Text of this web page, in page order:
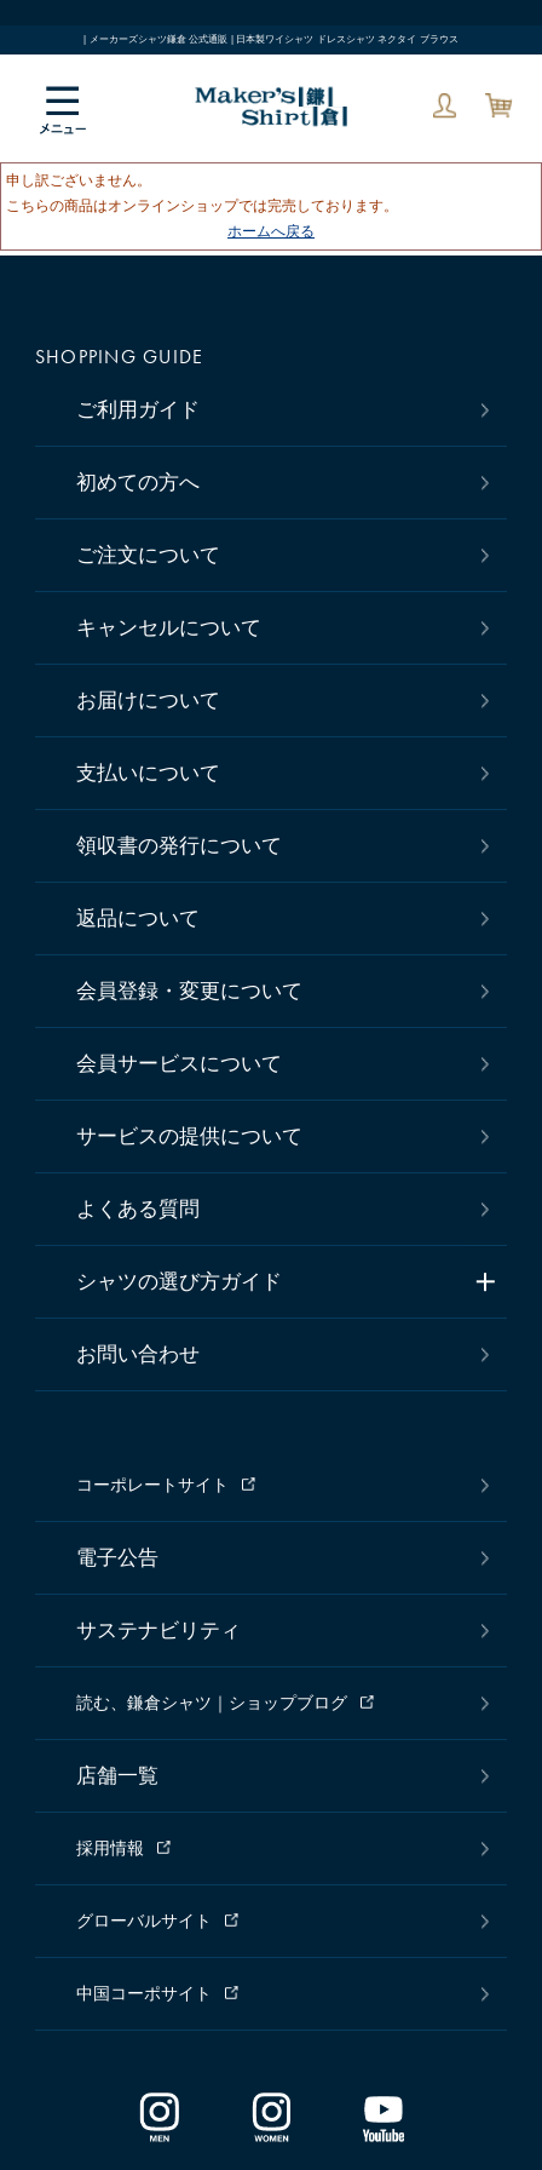
| メーカーズシャツ鎌倉 公式通販 | 日本製ワイシャツ ドレスシャツ ネクタイ ブラウス
申し訳ございません。
こちらの商品はオンラインショップでは完売しております。
ホームへ戻る
SHOPPING GUIDE
ご利用ガイド
初めての方へ
ご注文について
キャンセルについて
お届けについて
支払いについて
領収書の発行について
返品について
会員登録・変更について
会員サービスについて
サービスの提供について
よくある質問
シャツの選び方ガイド
お問い合わせ
コーポレートサイト
電子公告
サステナビリティ
読む、鎌倉シャツ｜ショップブログ
店舗一覧
採用情報
グローバルサイト
中国コーポサイト